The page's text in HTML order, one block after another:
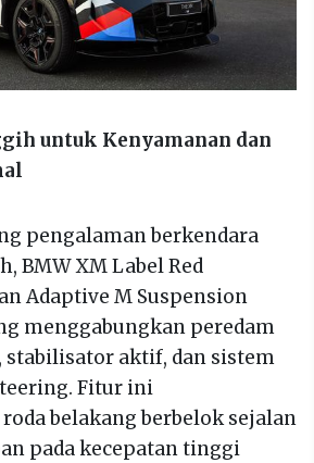
untuk Kenyamanan dan
pengalaman berkendara
BMW XM Label Red
Adaptive M Suspension
menggabungkan peredam
aktif, dan sistem
Fitur ini
belakang berbelok sejalan
pada kecepatan tinggi